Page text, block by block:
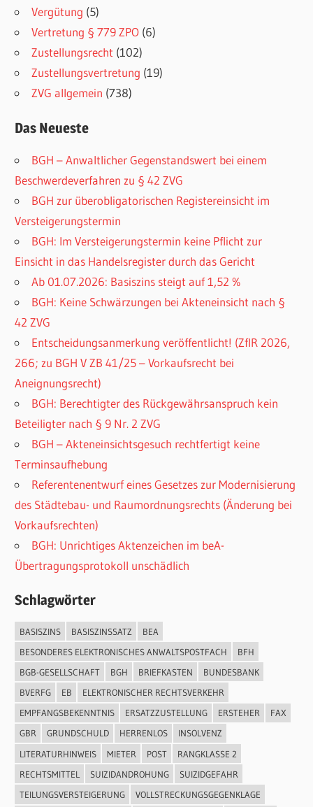
Vergütung (5)
Vertretung § 779 ZPO (6)
Zustellungsrecht (102)
Zustellungsvertretung (19)
ZVG allgemein (738)
Das Neueste
BGH – Anwaltlicher Gegenstandswert bei einem
Beschwerdeverfahren zu § 42 ZVG
BGH zur überobligatorischen Registereinsicht im
Versteigerungstermin
BGH: Im Versteigerungstermin keine Pflicht zur
Einsicht in das Handelsregister durch das Gericht
Ab 01.07.2026: Basiszins steigt auf 1,52 %
BGH: Keine Schwärzungen bei Akteneinsicht nach §
42 ZVG
Entscheidungsanmerkung veröffentlicht! (ZfIR 2026,
266; zu BGH V ZB 41/25 – Vorkaufsrecht bei
Aneignungsrecht)
BGH: Berechtigter des Rückgewährsanspruch kein
Beteiligter nach § 9 Nr. 2 ZVG
BGH – Akteneinsichtsgesuch rechtfertigt keine
Terminsaufhebung
Referentenentwurf eines Gesetzes zur Modernisierung
des Städtebau- und Raumordnungsrechts (Änderung bei
Vorkaufsrechten)
BGH: Unrichtiges Aktenzeichen im beA-
Übertragungsprotokoll unschädlich
Schlagwörter
BASISZINS BASISZINSSATZ
BEA
BESONDERES ELEKTRONISCHES ANWALTSPOSTFACH
BFH
BGB-GESELLSCHAFT
BGH BRIEFKASTEN
BUNDESBANK
BVERFG
EB
ELEKTRONISCHER RECHTSVERKEHR
EMPFANGSBEKENNTNIS
ERSATZZUSTELLUNG ERSTEHER
FAX
GBR
GRUNDSCHULD HERRENLOS
INSOLVENZ
LITERATURHINWEIS
MIETER POST
RANGKLASSE 2
RECHTSMITTEL
SUIZIDANDROHUNG
SUIZIDGEFAHR
TEILUNGSVERSTEIGERUNG
VOLLSTRECKUNGSGEGENKLAGE